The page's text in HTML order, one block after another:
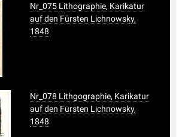
Nr_075 Lithographie, Karikatur
auf den Fürsten Lichnowsky,
1848
Nr_078 Lithgographie, Karikatur
auf den Fürsten Lichnowsky,
1848